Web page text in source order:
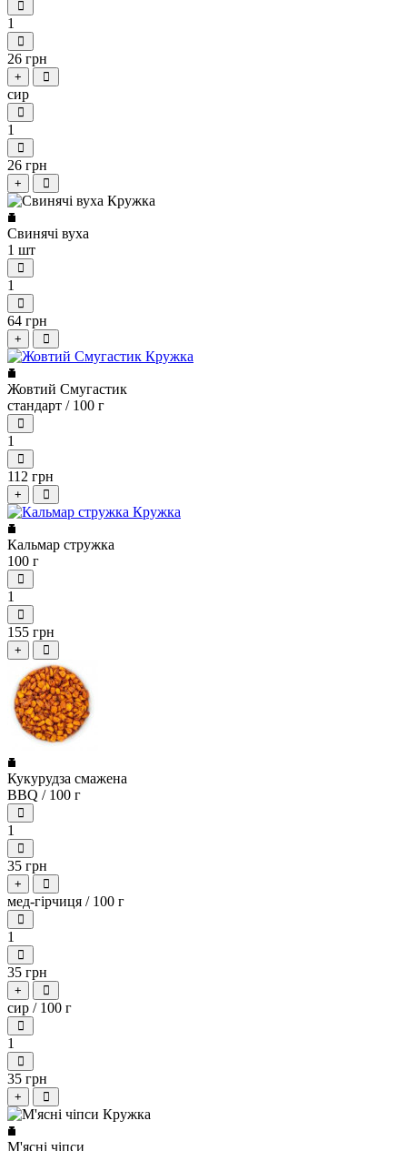
1
26 грн
+
сир
1
26 грн
+
Свинячі вуха
1 шт
1
64 грн
+
Жовтий Смугастик
стандарт / 100 г
1
112 грн
+
Кальмар стружка
100 г
1
155 грн
+
Кукурудза смажена
BBQ / 100 г
1
35 грн
+
мед-гірчиця / 100 г
1
35 грн
+
сир / 100 г
1
35 грн
+
М'ясні чіпси